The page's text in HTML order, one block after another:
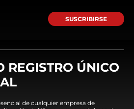
SUSCRIBIRSE
REGISTRO ÚNICO
de cualquier empresa de